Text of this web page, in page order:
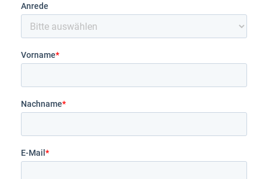
Anrede
Vorname*
Nachname*
E-Mail *